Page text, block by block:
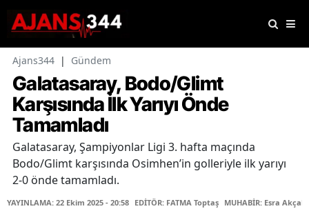
Ajans344 | Gündem
Galatasaray, Bodo/Glimt
Karşısında İlk Yarıyı Önde
Tamamladı
Galatasaray, Şampiyonlar Ligi 3. hafta maçında
Bodo/Glimt karşısında Osimhen’in golleriyle ilk yarıyı
2-0 önde tamamladı.
YAYINLAMA: 22 Ekim 2025 - 20:58 EDİTÖR: FATMA Toptaş MUHABİR: Esra